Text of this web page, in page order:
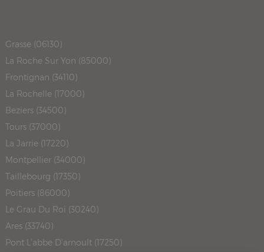
Grasse (06130)
La Roche Sur Yon (85000)
Frontignan (34110)
La Rochelle (17000)
Beziers (34500)
Tours (37000)
La Jarrie (17220)
Montpellier (34000)
Taillebourg (17350)
Poitiers (86000)
Le Grau Du Roi (30240)
Ares (33740)
Pont L'abbe D'arnoult (17250)